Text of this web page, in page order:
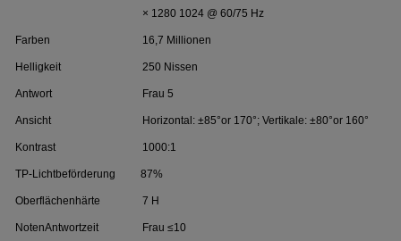
× 1280 1024 @ 60/75 Hz
Farben 16,7 Millionen
Helligkeit 250 Nissen
Antwort Frau 5
Ansicht Horizontal: ±85°or 170°; Vertikale: ±80°or 160°
Kontrast 1000:1
TP-Lichtbeförderung 87%
Oberflächenhärte 7 H
NotenAntwortzeit Frau ≤10